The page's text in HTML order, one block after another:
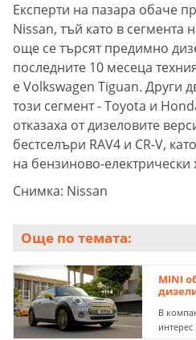
Експерти на пазара обаче
Nissan, тъй като в сегмента
още се търсят предимно
последните 10 месеца
е Volkswagen Tiguan. Други
този сегмент - Toyota и
отказаха от дизеловите
бестселъри RAV4 и CR-V,
на бензиново-електрически
Снимка: Nissan
Още по темата:
MINI
В